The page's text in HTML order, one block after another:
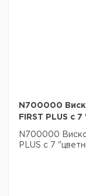
N700000
FIRST PLUS с
N700000
PLUS с 7